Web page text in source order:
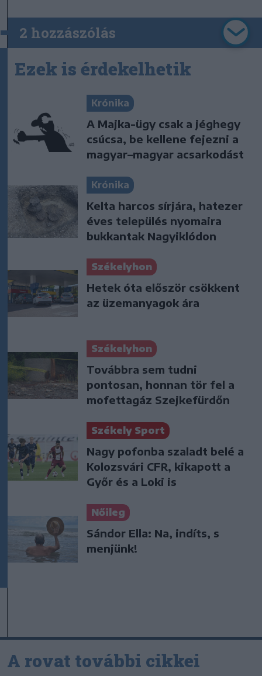
2 hozzászólás
Ezek is érdekelhetik
Krónika
A Majka-ügy csak a jéghegy
csúcsa, be kellene fejezni a
magyar–magyar acsarkodást
Krónika
Kelta harcos sírjára, hatezer
éves település nyomaira
bukkantak Nagyiklódon
Székelyhon
Hetek óta először csökkent
az üzemanyagok ára
Székelyhon
Továbbra sem tudni
pontosan, honnan tör fel a
mofettagáz Szejkefürdőn
Székely Sport
Nagy pofonba szaladt belé a
Kolozsvári CFR, kikapott a
Győr és a Loki is
Nőileg
Sándor Ella: Na, indíts, s
menjünk!
A rovat további cikkei